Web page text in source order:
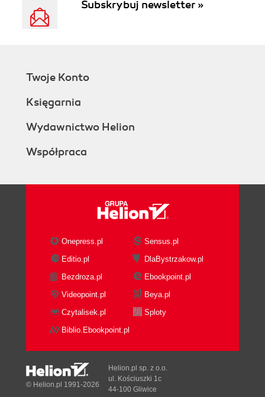
Subskrybuj newsletter »
Twoje Konto
Księgarnia
Wydawnictwo Helion
Współpraca
Onepress.pl
Sensus.pl
Editio.pl
DlaBystrzakow.pl
Bezdroza.pl
Ebookpoint.pl
Videopoint.pl
Beya.pl
Czytalisek.pl
Sploty
Biblio.Ebookpoint.pl
© Helion.pl 1991-2026
Helion.pl sp. z o.o.
ul. Kościuszki 1c
44-100 Gliwice